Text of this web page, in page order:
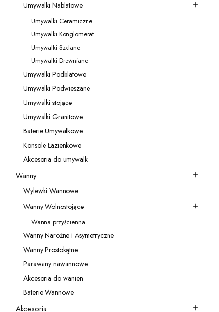
Kategoria - Umywalki Nablatowe
Umywalki Nablatowe
Kategoria - Umywalki Ceramiczne
Umywalki Ceramiczne
Kategoria - Umywalki Konglomerat
Umywalki Konglomerat
Kategoria - Umywalki Szklane
Umywalki Szklane
Kategoria - Umywalki Drewniane
Umywalki Drewniane
Kategoria - Umywalki Podblatowe
Umywalki Podblatowe
Kategoria - Umywalki Podwieszane
Umywalki Podwieszane
Kategoria - Umywalki stojące
Umywalki stojące
Kategoria - Umywalki Granitowe
Umywalki Granitowe
Kategoria - Baterie Umywalkowe
Baterie Umywalkowe
Kategoria - Konsole Łazienkowe
Konsole Łazienkowe
Kategoria - Akcesoria do umywalki
Akcesoria do umywalki
Kategoria - Wanny
Wanny
Kategoria - Wylewki Wannowe
Wylewki Wannowe
Kategoria - Wanny Wolnostojące
Wanny Wolnostojące
Kategoria - Wanna przyścienna
Wanna przyścienna
Kategoria - Wanny Narożne i Asymetryczne
Wanny Narożne i Asymetryczne
Kategoria - Wanny Prostokątne
Wanny Prostokątne
Kategoria - Parawany nawannowe
Parawany nawannowe
Kategoria - Akcesoria do wanien
Akcesoria do wanien
Kategoria - Baterie Wannowe
Baterie Wannowe
Akcesoria